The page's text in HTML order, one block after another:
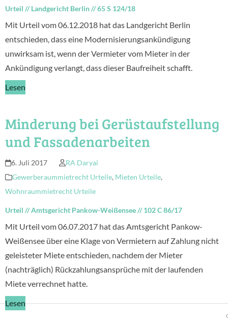
Urteil //Landgericht Berlin//65 S 124/18
Mit Urteil vom 06.12.2018 hat das Landgericht Berlin
entschieden, dass eine Modernisierungsankündigung
unwirksam ist, wenn der Vermieter vom Mieter in der
Ankündigung verlangt, dass dieser Baufreiheit schafft.
Lesen
Minderung bei Gerüstaufstellung
und Fassadenarbeiten
6. Juli 2017
RA Daryai
Gewerberaummietrecht Urteile, Mieten Urteile,
Wohnraummietrecht Urteile
Urteil //Amtsgericht Pankow-Weißensee//102 C 86/17
Mit Urteil vom 06.07.2017 hat das Amtsgericht Pankow-
Weißensee über eine Klage von Vermietern auf Zahlung nicht
geleisteter Miete entschieden, nachdem der Mieter
(nachträglich) Rückzahlungsansprüche mit der laufenden
Miete verrechnet hatte.
Lesen